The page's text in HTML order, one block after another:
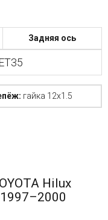
Задняя ось
гайка 12x1.5
Hilux